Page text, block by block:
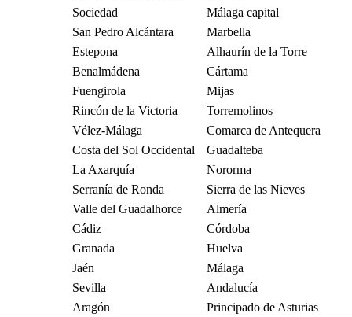
Sociedad
Málaga capital
San Pedro Alcántara
Marbella
Estepona
Alhaurín de la Torre
Benalmádena
Cártama
Fuengirola
Mijas
Rincón de la Victoria
Torremolinos
Vélez-Málaga
Comarca de Antequera
Costa del Sol Occidental
Guadalteba
La Axarquía
Nororma
Serranía de Ronda
Sierra de las Nieves
Valle del Guadalhorce
Almería
Cádiz
Córdoba
Granada
Huelva
Jaén
Málaga
Sevilla
Andalucía
Aragón
Principado de Asturias